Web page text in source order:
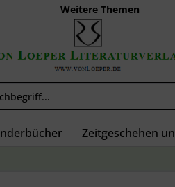
Weitere Themen
Zeitgeschehen